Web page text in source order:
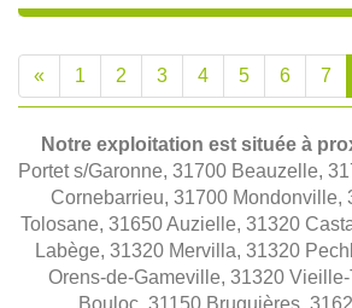
« 1 2 3 4 5 6 7
Notre exploitation est située à
Portet s/Garonne, 31700 Beauzelle,
Cornebarrieu, 31700 Mondonville,
Tolosane, 31650 Auzielle, 31320
Labège, 31320 Mervilla, 31320
Orens-de-Gameville, 31320
Bouloc, 31150 Bruguières,